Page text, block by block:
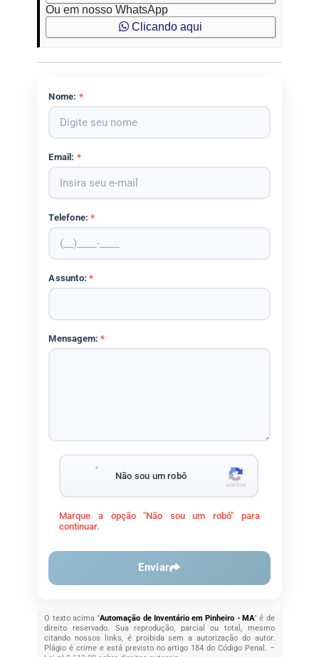
Ou em nosso WhatsApp
Clicando aqui
Nome: *
Email: *
Telefone:*
Assunto:*
Mensagem:*
Não sou um robô
Marque a opção "Não sou um robô" para
continuar.
Enviar
O texto acima "Automação de Inventário em Pinheiro - MA" é de
direito reservado. Sua reprodução, parcial ou total, mesmo
citando nossos links, é proibida sem a autorização do autor.
Plágio é crime e está previsto no artigo 184 do Código Penal. –